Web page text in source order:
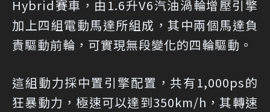
Hybrid賽車，由1.6升V6汽油渦輪增壓引擎
加上四組電動馬達所組成，其中兩個馬達負
責驅動前輪，可實現無段變化的四輪驅動。
這組動力採中置引擎配置，共有1,000ps的
狂暴動力，極速可以達到350km/h，其轉速